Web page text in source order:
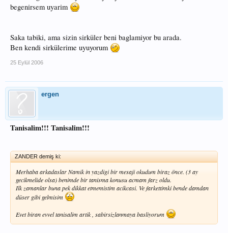
begenirsem uyarim
Saka tabiki, ama sizin sirküler beni baglamiyor bu arada.
Ben kendi sirkülerime uyuyorum
25 Eylül 2006
ergen
Tanisalim!!! Tanisalim!!!
ZANDER demiş ki:
Merhaba arkadaslar Namik in yazdigi bir mesaji okudum biraz önce. (3 ay
gecikmelide olsa) benimde bir tanisma konusu acmam farz oldu.
Ilk zamanlar buna pek dikkat etmemistim acikcasi. Ve farkettimki bende damdan
düser gibi gelmisim
Evet biran evvel tanisalim artik , sabirsizlanmaya basliyorum